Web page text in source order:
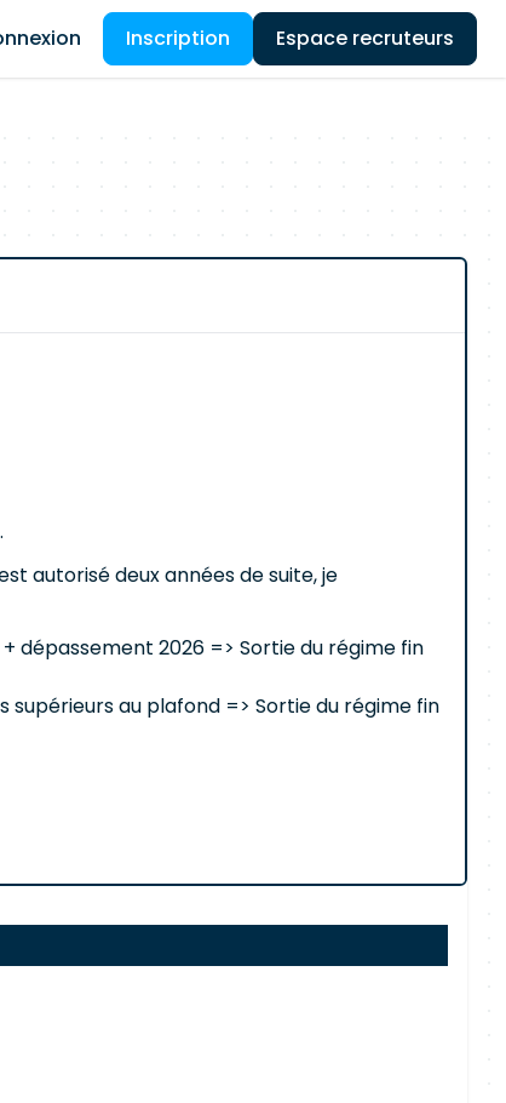
Inscription Espace recruteurs
autorisé deux années de suite, je
dépassement 2026 => Sortie du régime fin
supérieurs au plafond => Sortie du régime fin